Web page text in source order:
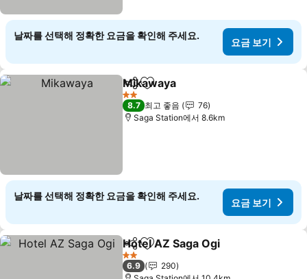
날짜를 선택해 정확한 요금을 확인해 주세요.
요금 보기
공유 즐겨찾기에 추가
Mikawaya
2 성급
8.7 최고 좋음
76
Saga Station에서 8.6km
날짜를 선택해 정확한 요금을 확인해 주세요.
요금 보기
공유 즐겨찾기에 추가
Hotel AZ Saga Ogi
2 성급
6.9
290